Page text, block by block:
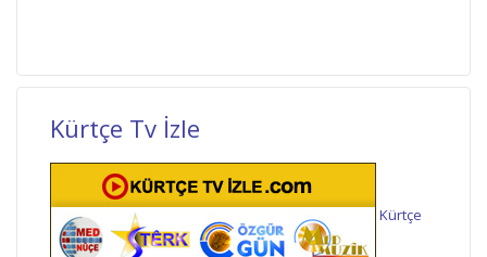
Kürtçe Tv İzle
Kürtçe